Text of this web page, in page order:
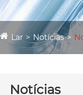
Lar Notícias
Notícias